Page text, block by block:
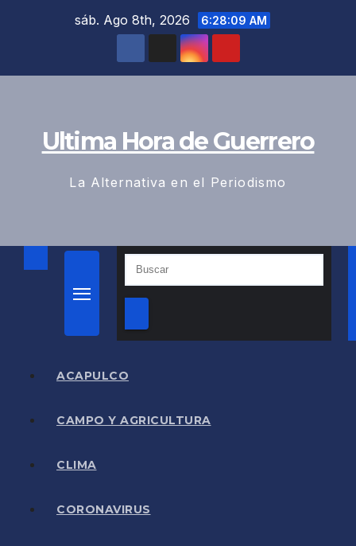
sáb. Ago 8th, 2026 6:28:10 AM
Ultima Hora de Guerrero
La Alternativa en el Periodismo
ACAPULCO
CAMPO Y AGRICULTURA
CLIMA
CORONAVIRUS